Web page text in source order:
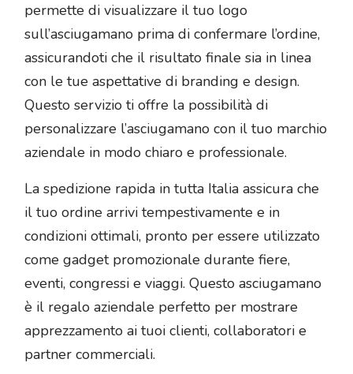
permette di visualizzare il tuo logo
sull’asciugamano prima di confermare l’ordine,
assicurandoti che il risultato finale sia in linea
con le tue aspettative di branding e design.
Questo servizio ti offre la possibilità di
personalizzare l’asciugamano con il tuo marchio
aziendale in modo chiaro e professionale.
La spedizione rapida in tutta Italia assicura che
il tuo ordine arrivi tempestivamente e in
condizioni ottimali, pronto per essere utilizzato
come gadget promozionale durante fiere,
eventi, congressi e viaggi. Questo asciugamano
è il regalo aziendale perfetto per mostrare
apprezzamento ai tuoi clienti, collaboratori e
partner commerciali.